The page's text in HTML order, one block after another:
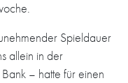
Spieldauer
allein in der
– hatte für einen